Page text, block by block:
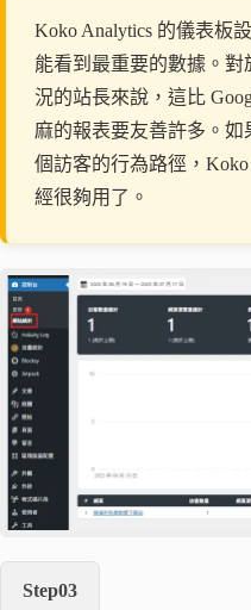
Koko Analytics 的儀表板
能看到最重要的數據。
況的站長來說，這比
麻的報表要友善許多。
個訪客的行為路徑，
經很夠用了。
Step03